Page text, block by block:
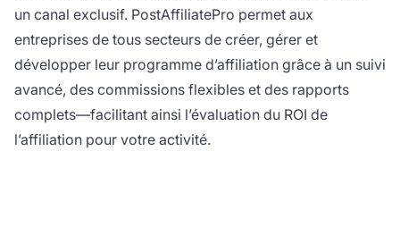
un canal exclusif. PostAffiliatePro permet aux
entreprises de tous secteurs de créer, gérer et
développer leur programme d’affiliation grâce à un suivi
avancé, des commissions flexibles et des rapports
complets—facilitant ainsi l’évaluation du ROI de
l’affiliation pour votre activité.